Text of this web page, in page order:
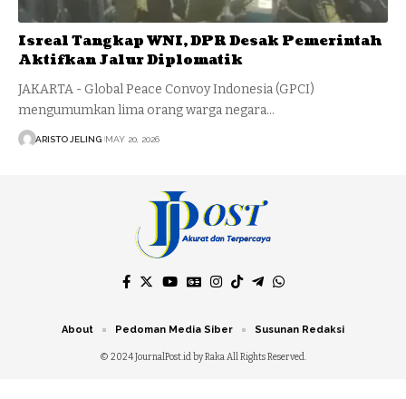
Isreal Tangkap WNI, DPR Desak Pemerintah
Aktifkan Jalur Diplomatik
JAKARTA - Global Peace Convoy Indonesia (GPCI)
mengumumkan lima orang warga negara…
ARISTO JELING MAY 20, 2026
© 2024 JournalPost.id by Raka All Rights Reserved.
About Pedoman Media Siber Susunan Redaksi